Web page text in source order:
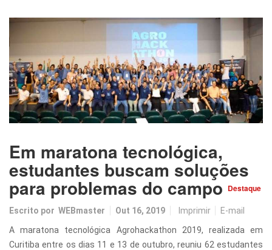
Em maratona tecnológica,
estudantes buscam soluções
para problemas do campo Destaque
Escrito por WEBmaster Out 16, 2019 Imprimir
E-mail
A maratona tecnológica Agrohackathon 2019, realizada em
Curitiba entre os dias 11 e 13 de outubro, reuniu 62 estudantes